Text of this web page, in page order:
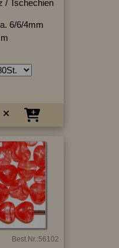
/ Tschechien
6/6/4mm
Best.Nr.:56102